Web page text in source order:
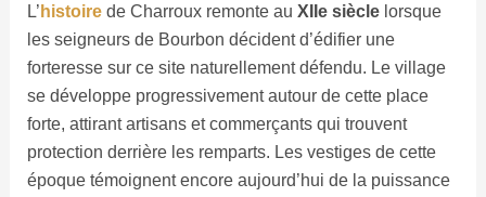
L’ histoirede Charroux remonte au XIIe sièclelorsque
les seigneurs de Bourbon décident d’édifier une
forteresse sur ce site naturellement défendu. Le village
se développe progressivement autour de cette place
forte, attirant artisans et commerçants qui trouvent
protection derrière les remparts. Les vestiges de cette
époque témoignent encore aujourd’hui de la puissance